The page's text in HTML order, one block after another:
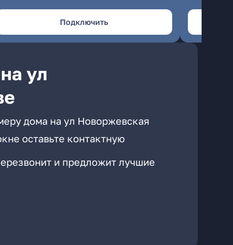
Подключить
ул
дома на ул Новоржевская
оставьте контактную
и предложит лучшие